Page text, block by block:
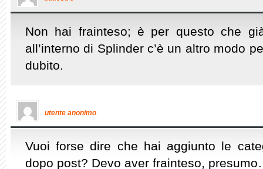
Non hai frainteso; è per questo che
all’interno di Splinder c’è un altro modo
dubito.
utente anonimo
Vuoi forse dire che hai aggiunto le
dopo post? Devo aver frainteso,